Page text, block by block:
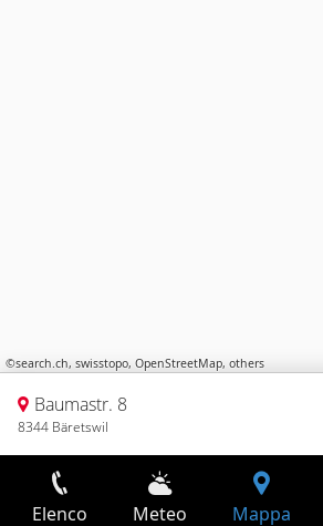
©search.ch, swisstopo, OpenStreetMap, others
Baumastr. 8
8344 Bäretswil
Elenco Meteo Mappa